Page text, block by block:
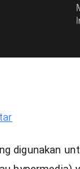
pada
Web
digunakan